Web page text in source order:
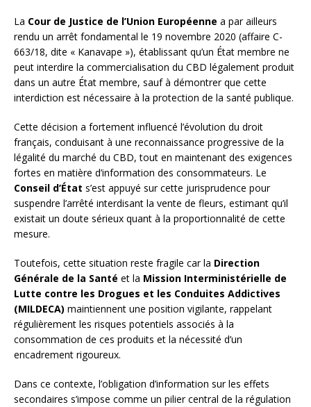
La Cour de Justice de l’Union Européenne a par ailleurs
rendu un arrêt fondamental le 19 novembre 2020 (affaire C-
663/18, dite « Kanavape »), établissant qu’un État membre ne
peut interdire la commercialisation du CBD légalement produit
dans un autre État membre, sauf à démontrer que cette
interdiction est nécessaire à la protection de la santé publique.
Cette décision a fortement influencé l’évolution du droit
français, conduisant à une reconnaissance progressive de la
légalité du marché du CBD, tout en maintenant des exigences
fortes en matière d’information des consommateurs. Le
Conseil d’État s’est appuyé sur cette jurisprudence pour
suspendre l’arrêté interdisant la vente de fleurs, estimant qu’il
existait un doute sérieux quant à la proportionnalité de cette
mesure.
Toutefois, cette situation reste fragile car la Direction
Générale de la Santé et la Mission Interministérielle de
Lutte contre les Drogues et les Conduites Addictives
(MILDECA) maintiennent une position vigilante, rappelant
régulièrement les risques potentiels associés à la
consommation de ces produits et la nécessité d’un
encadrement rigoureux.
Dans ce contexte, l’obligation d’information sur les effets
secondaires s’impose comme un pilier central de la régulation